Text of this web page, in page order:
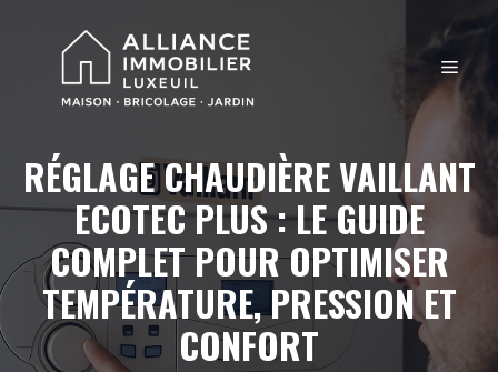
RÉGLAGE CHAUDIÈRE VAILLANT
ECOTEC PLUS : LE GUIDE
COMPLET POUR OPTIMISER
TEMPÉRATURE, PRESSION ET
CONFORT